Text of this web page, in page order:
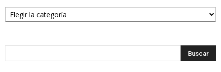
Categorías